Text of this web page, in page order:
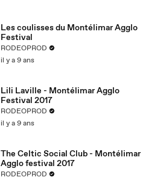
Les coulisses du Montélimar Agglo
Festival
RODEOPROD
il y a 9 ans
Lili Laville - Montélimar Agglo
Festival 2017
RODEOPROD
il y a 9 ans
The Celtic Social Club - Montélimar
Agglo festival 2017
RODEOPROD